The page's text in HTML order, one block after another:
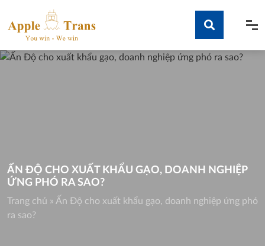
content
Tìm kiếm
ẤN ĐỘ CHO XUẤT KHẨU GẠO, DOANH NGHIỆP
ỨNG PHÓ RA SAO?
Trang chủ » Ấn Độ cho xuất khẩu gạo, doanh nghiệp ứng phó
ra sao?